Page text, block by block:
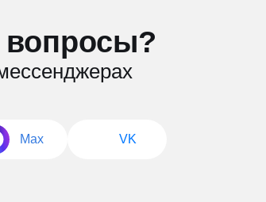
Max VK